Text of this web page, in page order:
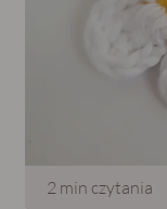
2 min czytania